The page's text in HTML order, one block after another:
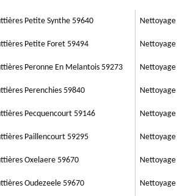
Donc, appelez immédiatement
59 Nord pour vous permettre de
Petite Synthe 59640
Petite Foret 59494
Peronne En Melantois 59273
Perenchies 59840
Pecquencourt 59146
Paillencourt 59295
Oxelaere 59670
Oudezeele 59670